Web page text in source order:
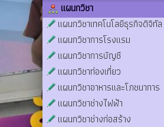
แผนกวิชา
แผนกวิชาเทคโนโลยีธุรกิจดิจิทัล
แผนกวิชาการโรงแรม
แผนกวิชาการบัญชี
แผนกวิชาท่องเที่ยว
แผนกวิชาอาหารและโภชนาการ
แผนกวิชาช่างไฟฟ้า
แผนกวิชาช่างก่อสร้าง